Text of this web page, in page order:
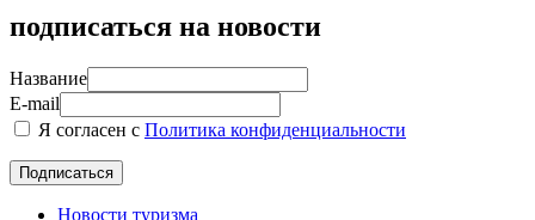
подписаться на новости
Название
E-mail
Я согласен с Политика конфиденциальности
Новости туризма